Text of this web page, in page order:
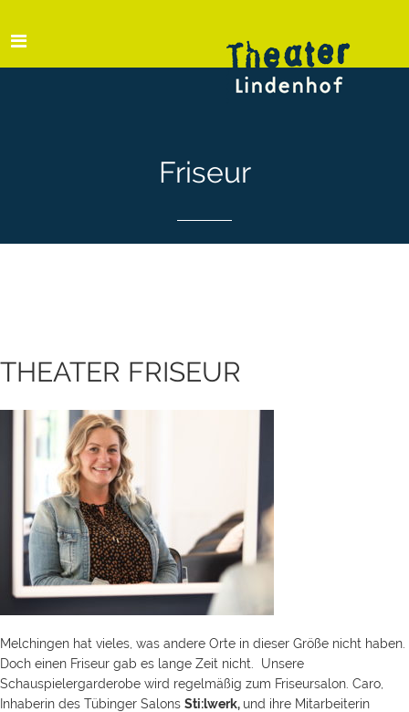
Friseur
THEATER FRISEUR
Melchingen hat vieles, was andere Orte in dieser Größe nicht haben.
Doch einen Friseur gab es lange Zeit nicht. Unsere
Schauspielergarderobe wird regelmäßig zum Friseursalon. Caro,
Inhaberin des Tübinger Salons Sti:lwerk, und ihre Mitarbeiterin